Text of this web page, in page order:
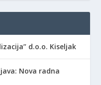
d.o.o. Kiseljak
Nova radna